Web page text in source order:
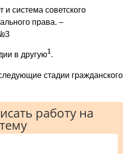
система советского
права. –
в другую1.
стадии гражданского
работу на